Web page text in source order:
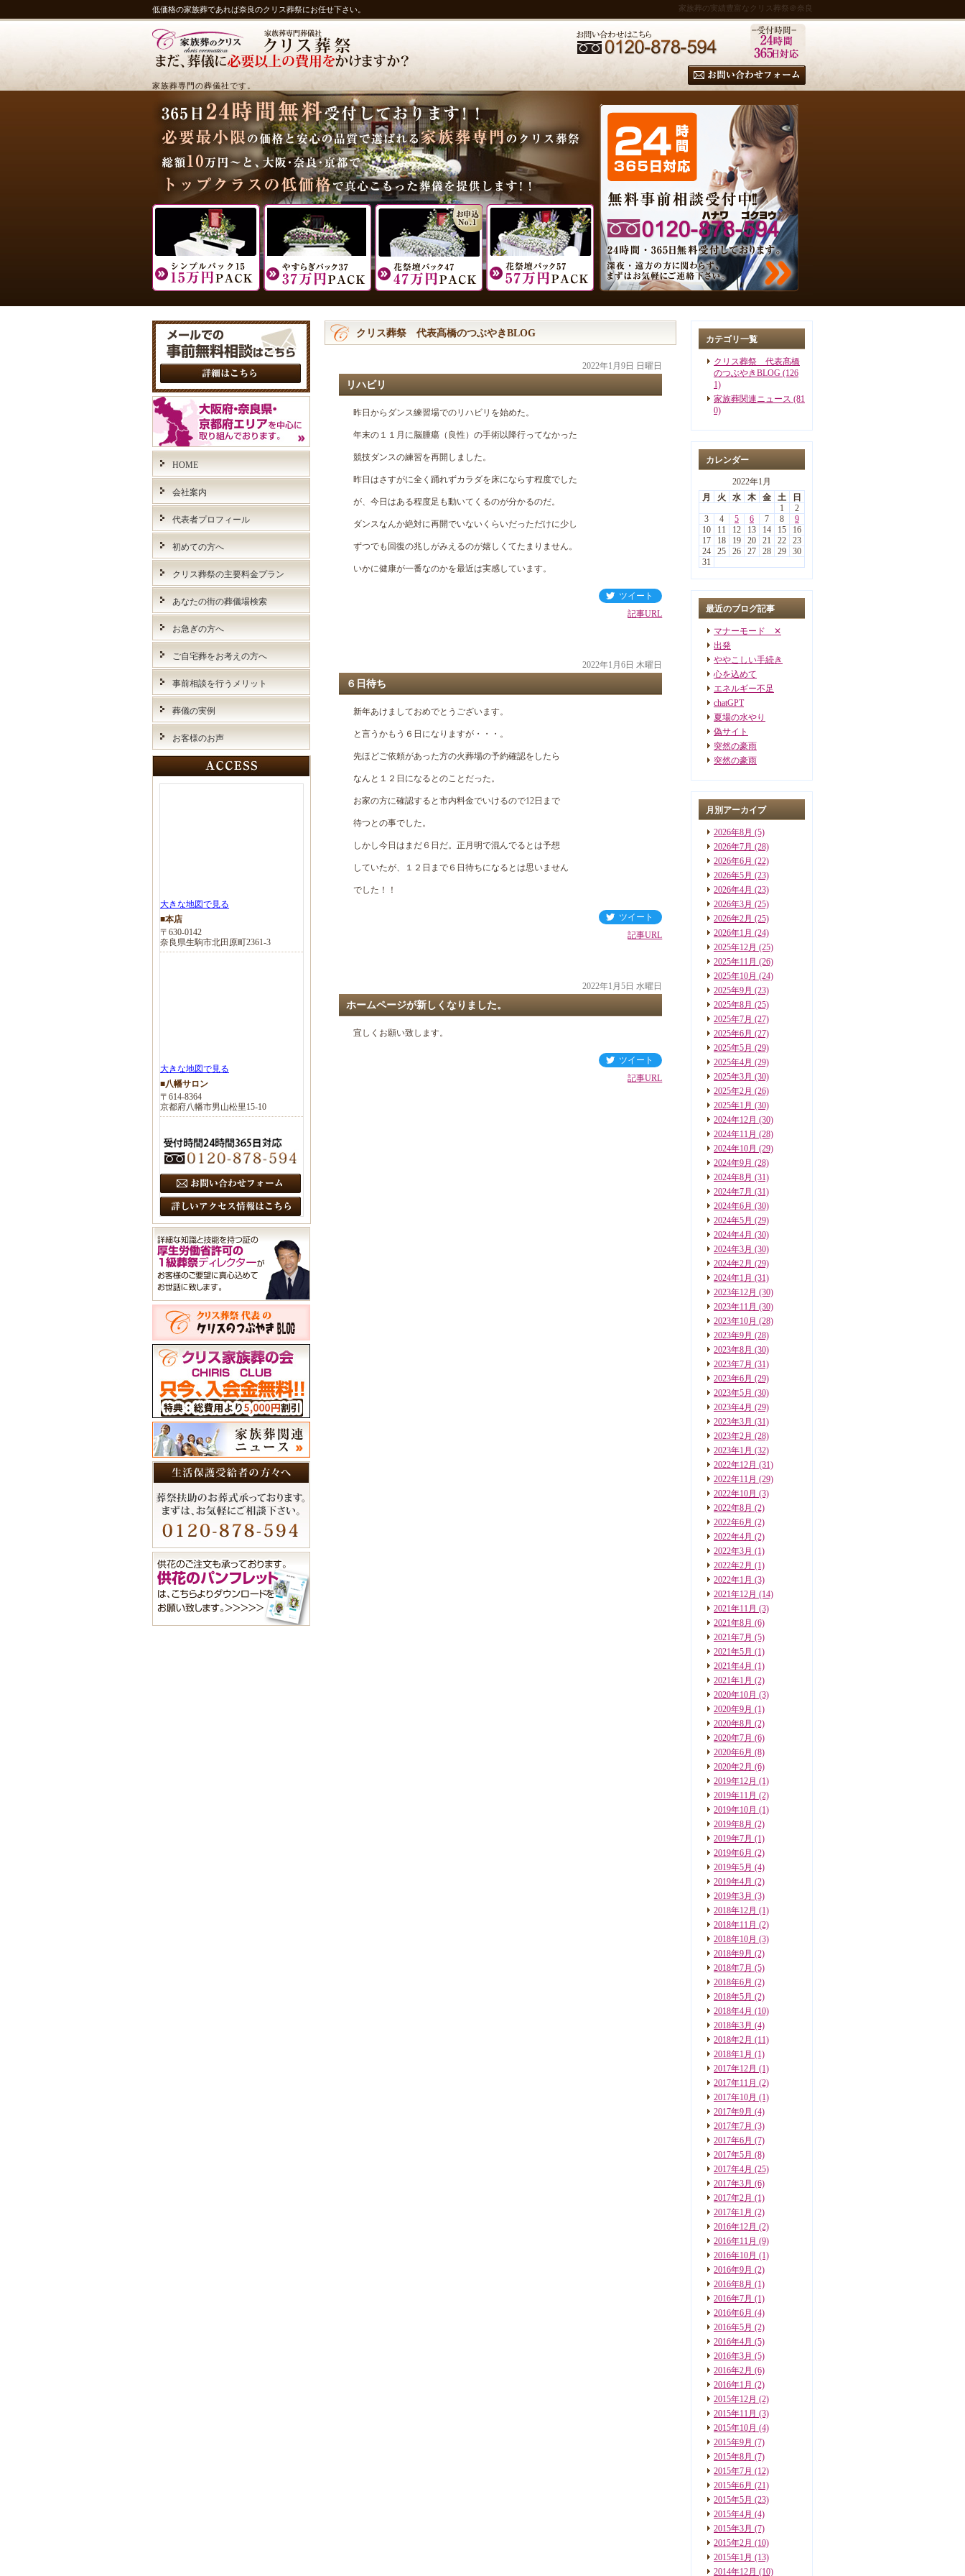
低価格の家族葬であれば奈良のクリス葬祭にお任せ下さい。 家族葬の実績豊富なクリス葬祭＠奈良
家族葬専門の葬儀社です。
クリス葬祭 代表髙橋のつぶやきBLOG
2022年1月9日 日曜日
リハビリ
昨日からダンス練習場でのリハビリを始めた。
年末の１１月に脳腫瘍（良性）の手術以降行ってなかった
競技ダンスの練習を再開しました。
昨日はさすがに全く踊れずカラダを床にならす程度でした
が、今日はある程度足も動いてくるのが分かるのだ。
ダンスなんか絶対に再開でいないくらいだっただけに少し
ずつでも回復の兆しがみえるのが嬉しくてたまりません。
いかに健康が一番なのかを最近は実感しています。
ツイート
記事URL
2022年1月6日 木曜日
６日待ち
新年あけましておめでとうございます。
と言うかもう６日になりますが・・・。
先ほどご依頼があった方の火葬場の予約確認をしたら
なんと１２日になるとのことだった。
お家の方に確認すると市内料金でいけるので12日まで
待つとの事でした。
しかし今日はまだ６日だ。正月明で混んでるとは予想
していたが、１２日まで６日待ちになるとは思いません
でした！！
ツイート
記事URL
2022年1月5日 水曜日
ホームページが新しくなりました。
宜しくお願い致します。
ツイート
記事URL
カテゴリ一覧
クリス葬祭 代表髙橋
のつぶやきBLOG (126
1)
家族葬関連ニュース (81
0)
カレンダー
2022年1月
月
火 水 木 金 土
日
1
2
3
4 5 6 7 8
9
10
11 12 13 14 15
16
17
18 19 20 21 22
23
24
25 26 27 28 29
30
31
最近のブログ記事
マナーモード ✕
出発
ややこしい手続き
心を込めて
エネルギー不足
chatGPT
夏場の水やり
偽サイト
突然の豪雨
突然の豪雨
月別アーカイブ
2026年8月 (5)
2026年7月 (28)
2026年6月 (22)
2026年5月 (23)
2026年4月 (23)
2026年3月 (25)
2026年2月 (25)
2026年1月 (24)
2025年12月 (25)
2025年11月 (26)
2025年10月 (24)
2025年9月 (23)
2025年8月 (25)
2025年7月 (27)
2025年6月 (27)
2025年5月 (29)
2025年4月 (29)
2025年3月 (30)
2025年2月 (26)
2025年1月 (30)
2024年12月 (30)
2024年11月 (28)
2024年10月 (29)
2024年9月 (28)
2024年8月 (31)
2024年7月 (31)
2024年6月 (30)
2024年5月 (29)
2024年4月 (30)
2024年3月 (30)
2024年2月 (29)
2024年1月 (31)
2023年12月 (30)
2023年11月 (30)
2023年10月 (28)
2023年9月 (28)
2023年8月 (30)
2023年7月 (31)
2023年6月 (29)
2023年5月 (30)
2023年4月 (29)
2023年3月 (31)
2023年2月 (28)
2023年1月 (32)
2022年12月 (31)
2022年11月 (29)
2022年10月 (3)
2022年8月 (2)
2022年6月 (2)
2022年4月 (2)
2022年3月 (1)
2022年2月 (1)
2022年1月 (3)
2021年12月 (14)
2021年11月 (3)
2021年8月 (6)
2021年7月 (5)
2021年5月 (1)
2021年4月 (1)
2021年1月 (2)
2020年10月 (3)
2020年9月 (1)
2020年8月 (2)
2020年7月 (6)
2020年6月 (8)
2020年2月 (6)
2019年12月 (1)
2019年11月 (2)
2019年10月 (1)
2019年8月 (2)
2019年7月 (1)
2019年6月 (2)
2019年5月 (4)
2019年4月 (2)
2019年3月 (3)
2018年12月 (1)
2018年11月 (2)
2018年10月 (3)
2018年9月 (2)
2018年7月 (5)
2018年6月 (2)
2018年5月 (2)
2018年4月 (10)
2018年3月 (4)
2018年2月 (11)
2018年1月 (1)
2017年12月 (1)
2017年11月 (2)
2017年10月 (1)
2017年9月 (4)
2017年7月 (3)
2017年6月 (7)
2017年5月 (8)
2017年4月 (25)
2017年3月 (6)
2017年2月 (1)
2017年1月 (2)
2016年12月 (2)
2016年11月 (9)
2016年10月 (1)
2016年9月 (2)
2016年8月 (1)
2016年7月 (1)
2016年6月 (4)
2016年5月 (2)
2016年4月 (5)
2016年3月 (5)
2016年2月 (6)
2016年1月 (2)
2015年12月 (2)
2015年11月 (3)
2015年10月 (4)
2015年9月 (7)
2015年8月 (7)
2015年7月 (12)
2015年6月 (21)
2015年5月 (23)
2015年4月 (4)
2015年3月 (7)
2015年2月 (10)
2015年1月 (13)
2014年12月 (10)
HOME
会社案内
代表者プロフィール
初めての方へ
クリス葬祭の主要料金プラン
あなたの街の葬儀場検索
お急ぎの方へ
ご自宅葬をお考えの方へ
事前相談を行うメリット
葬儀の実例
お客様のお声
大きな地図で見る
■本店
〒630-0142
奈良県生駒市北田原町2361-3
大きな地図で見る
■八幡サロン
〒614-8364
京都府八幡市男山松里15-10